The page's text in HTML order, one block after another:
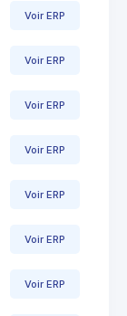
Voir ERP
Voir ERP
Voir ERP
Voir ERP
Voir ERP
Voir ERP
Voir ERP